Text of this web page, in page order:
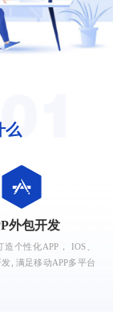
么
for you?
外包开发
个性化APP， IOS、
, 满足移动APP多平台